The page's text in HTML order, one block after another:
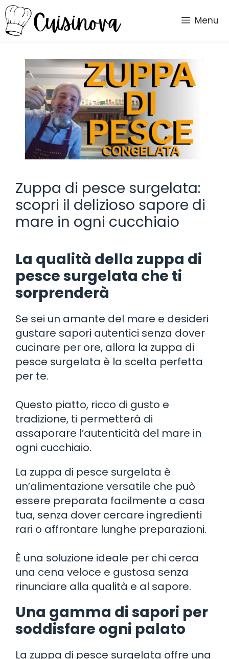
Vai
al
contenuto
Menu
Zuppa di pesce surgelata:
scopri il delizioso sapore di
mare in ogni cucchiaio
La qualità della zuppa di
pesce surgelata che ti
sorprenderà
Se sei un amante del mare e desideri
gustare sapori autentici senza dover
cucinare per ore, allora la zuppa di
pesce surgelata è la scelta perfetta
per te.
Questo piatto, ricco di gusto e
tradizione, ti permetterà di
assaporare l’autenticità del mare in
ogni cucchiaio.
La zuppa di pesce surgelata è
un’alimentazione versatile che può
essere preparata facilmente a casa
tua, senza dover cercare ingredienti
rari o affrontare lunghe preparazioni.
È una soluzione ideale per chi cerca
una cena veloce e gustosa senza
rinunciare alla qualità e al sapore.
Una gamma di sapori per
soddisfare ogni palato
La zuppa di pesce surgelata offre una